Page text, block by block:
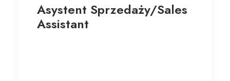
Asystent Sprzedaży/Sales
Assistant